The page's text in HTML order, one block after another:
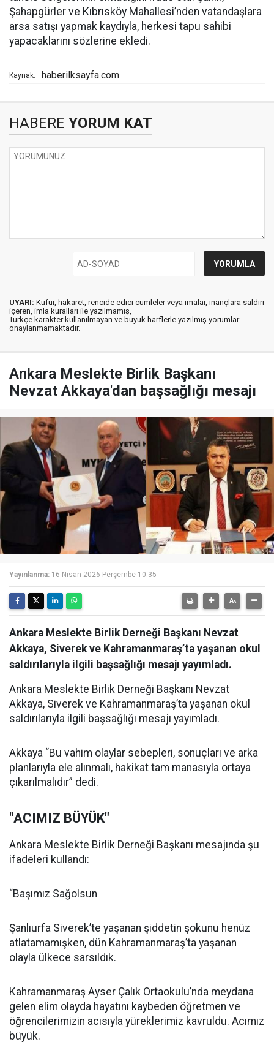
Şahapgürler ve Kıbrısköy Mahallesi’nden vatandaşlara
arsa satışı yapmak kaydıyla, herkesi tapu sahibi
yapacaklarını sözlerine ekledi.
Kaynak: haberilksayfa.com
HABERE YORUM KAT
UYARI: Küfür, hakaret, rencide edici cümleler veya imalar, inançlara saldırı
içeren, imla kuralları ile yazılmamış,
Türkçe karakter kullanılmayan ve büyük harflerle yazılmış yorumlar
onaylanmamaktadır.
Ankara Meslekte Birlik Başkanı
Nevzat Akkaya'dan başsağlığı mesajı
Yayınlanma: 16 Nisan 2026 Perşembe 10:35
Ankara Meslekte Birlik Derneği Başkanı Nevzat
Akkaya, Siverek ve Kahramanmaraş’ta yaşanan okul
saldırılarıyla ilgili başsağlığı mesajı yayımladı.
Ankara Meslekte Birlik Derneği Başkanı Nevzat
Akkaya, Siverek ve Kahramanmaraş’ta yaşanan okul
saldırılarıyla ilgili başsağlığı mesajı yayımladı.
Akkaya “Bu vahim olaylar sebepleri, sonuçları ve arka
planlarıyla ele alınmalı, hakikat tam manasıyla ortaya
çıkarılmalıdır” dedi.
"ACIMIZ BÜYÜK"
Ankara Meslekte Birlik Derneği Başkanı mesajında şu
ifadeleri kullandı:
“Başımız Sağolsun
Şanlıurfa Siverek’te yaşanan şiddetin şokunu henüz
atlatamamışken, dün Kahramanmaraş’ta yaşanan
olayla ülkece sarsıldık.
Kahramanmaraş Ayser Çalık Ortaokulu’nda meydana
gelen elim olayda hayatını kaybeden öğretmen ve
öğrencilerimizin acısıyla yüreklerimiz kavruldu. Acımız
büyük.